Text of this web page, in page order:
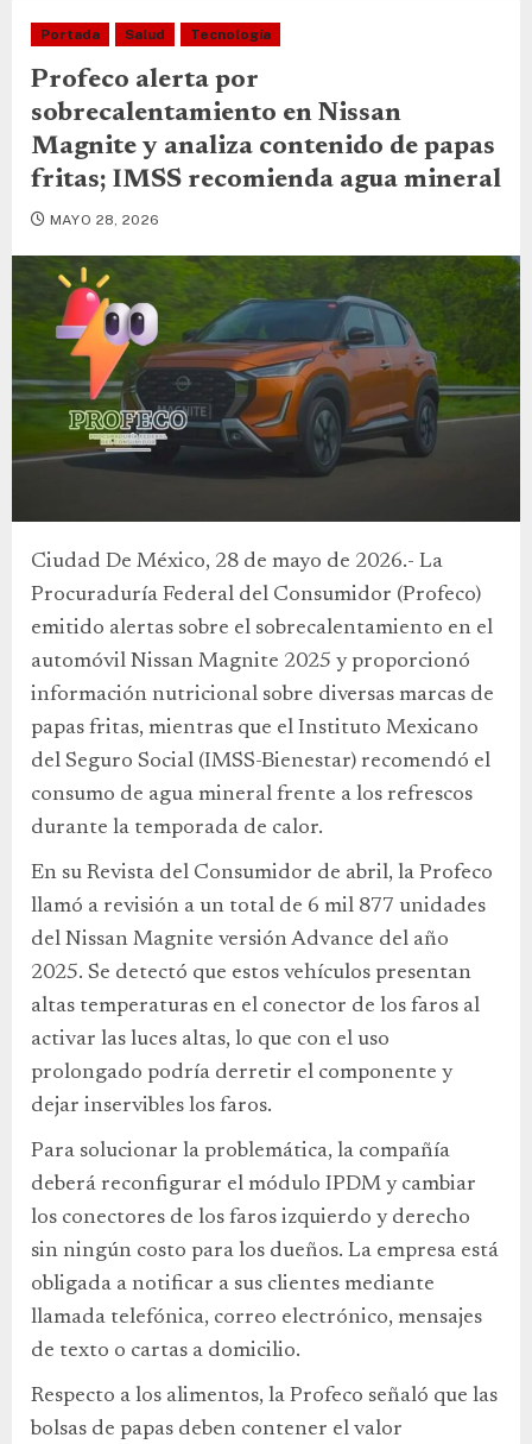
Portada Salud Tecnología
Profeco alerta por
sobrecalentamiento en Nissan
Magnite y analiza contenido de papas
fritas; IMSS recomienda agua mineral
MAYO 28, 2026
Ciudad De México, 28 de mayo de 2026.- La
Procuraduría Federal del Consumidor (Profeco)
emitido alertas sobre el sobrecalentamiento en el
automóvil Nissan Magnite 2025 y proporcionó
información nutricional sobre diversas marcas de
papas fritas, mientras que el Instituto Mexicano
del Seguro Social (IMSS-Bienestar) recomendó el
consumo de agua mineral frente a los refrescos
durante la temporada de calor.
En su Revista del Consumidor de abril, la Profeco
llamó a revisión a un total de 6 mil 877 unidades
del Nissan Magnite versión Advance del año
2025. Se detectó que estos vehículos presentan
altas temperaturas en el conector de los faros al
activar las luces altas, lo que con el uso
prolongado podría derretir el componente y
dejar inservibles los faros.
Para solucionar la problemática, la compañía
deberá reconfigurar el módulo IPDM y cambiar
los conectores de los faros izquierdo y derecho
sin ningún costo para los dueños. La empresa está
obligada a notificar a sus clientes mediante
llamada telefónica, correo electrónico, mensajes
de texto o cartas a domicilio.
Respecto a los alimentos, la Profeco señaló que las
bolsas de papas deben contener el valor